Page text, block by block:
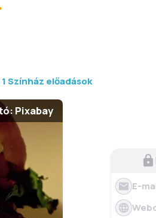
Színház előadások
Pixabay
E-